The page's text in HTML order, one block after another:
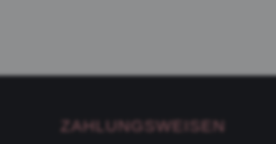
ZAHLUNGSWEISEN